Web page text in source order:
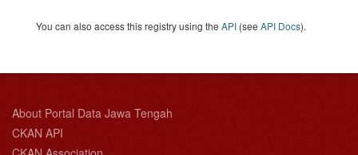
You can also access this registry using the API (see API Docs).
About Portal Data Jawa Tengah
CKAN API